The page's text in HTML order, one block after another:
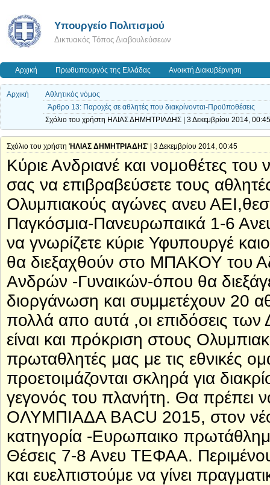
Υπουργείο Πολιτισμού
Δικτυακός Τόπος Διαβουλεύσεων
Αρχική Πρωθυπουργός της Ελλάδας Ανοικτή Διακυβέρνηση
Αρχική
Αθλητικός νόμος
Άρθρο 13: Παροχές σε αθλητές που διακρίνονται-Προϋποθέσεις
Σχόλιο του χρήστη ΗΛΙΑΣ ΔΗΜΗΤΡΙΑΔΗΣ | 3 Δεκεμβρίου 2014, 00:45
Σχόλιο του χρήστη 'ΗΛΙΑΣ ΔΗΜΗΤΡΙΑΔΗΣ' | 3 Δεκεμβρίου 2014, 00:45
Κύριε Ανδριανέ και νομοθέτες
σας να επιβραβεύσετε τους
Ολυμπιακούς αγώνες ανευ
Παγκόσμια-Πανευρωπαικά 1-6
να γνωρίζετε κύριε Υφυπουργέ
θα διεξαχθούν στο ΜΠΑΚΟΥ του
Ανδρών -Γυναικών-όπου θα
διοργάνωση και συμμετέχουν 20
πολλά απο αυτά ,οι επιδόσεις
είναι και πρόκριση στους
πρωταθλητές μας με τις εθνικές
προετοιμάζονται σκληρά για
γεγονός του πλανήτη. Θα πρέπει
ΟΛΥΜΠΙΑΔΑ BACU 2015, στον νέο
κατηγορία -Ευρωπαικο
Θέσεις 7-8 Ανευ ΤΕΦΑΑ.
και ευελπιστούμε να γίνει